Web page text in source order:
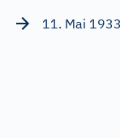
11. Mai 1933